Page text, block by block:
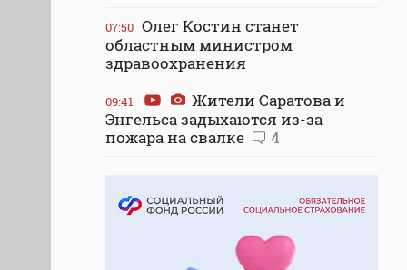
07:50 Олег Костин станет
областным министром
здравоохранения
09:41
Жители Саратова и
Энгельса задыхаются из-за
пожара на свалке
4